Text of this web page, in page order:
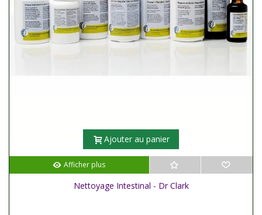
Ajouter au panier
Afficher plus
Nettoyage Intestinal - Dr Clark